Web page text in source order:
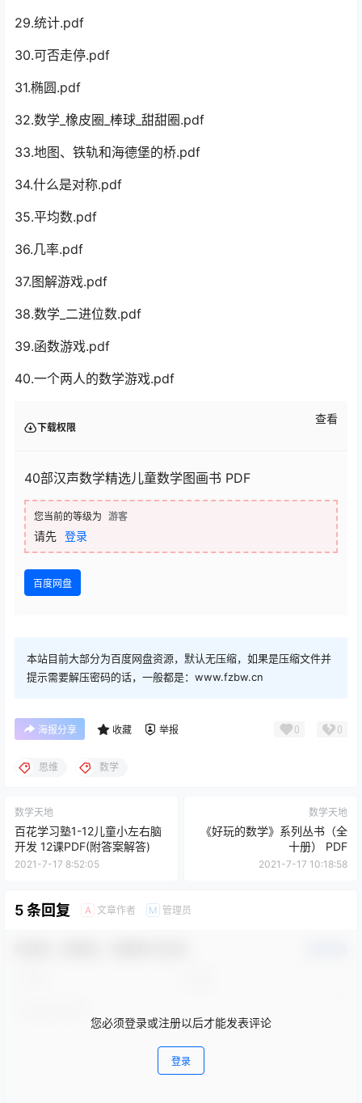
29.统计.pdf
30.可否走停.pdf
31.椭圆.pdf
32.数学_橡皮圈_棒球_甜甜圈.pdf
33.地图、铁轨和海德堡的桥.pdf
34.什么是对称.pdf
35.平均数.pdf
36.几率.pdf
37.图解游戏.pdf
38.数学_二进位数.pdf
39.函数游戏.pdf
40.一个两人的数学游戏.pdf
下载权限
查看
40部汉声数学精选儿童数学图画书 PDF
您当前的等级为 游客
请先 登录
百度网盘
本站目前大部分为百度网盘资源，默认无压缩，如果是压缩文件并
提示需要解压密码的话，一般都是：www.fzbw.cn
海报分享 收藏 举报 0 0
思维 数学
数学天地
百花学习塾1-12儿童小左右脑
开发 12课PDF(附答案解答)
2021-7-17 8:52:05
数学天地
《好玩的数学》系列丛书（全
十册） PDF
2021-7-17 10:18:58
5 条回复 A 文章作者 M 管理员
您必须登录或注册以后才能发表评论
登录